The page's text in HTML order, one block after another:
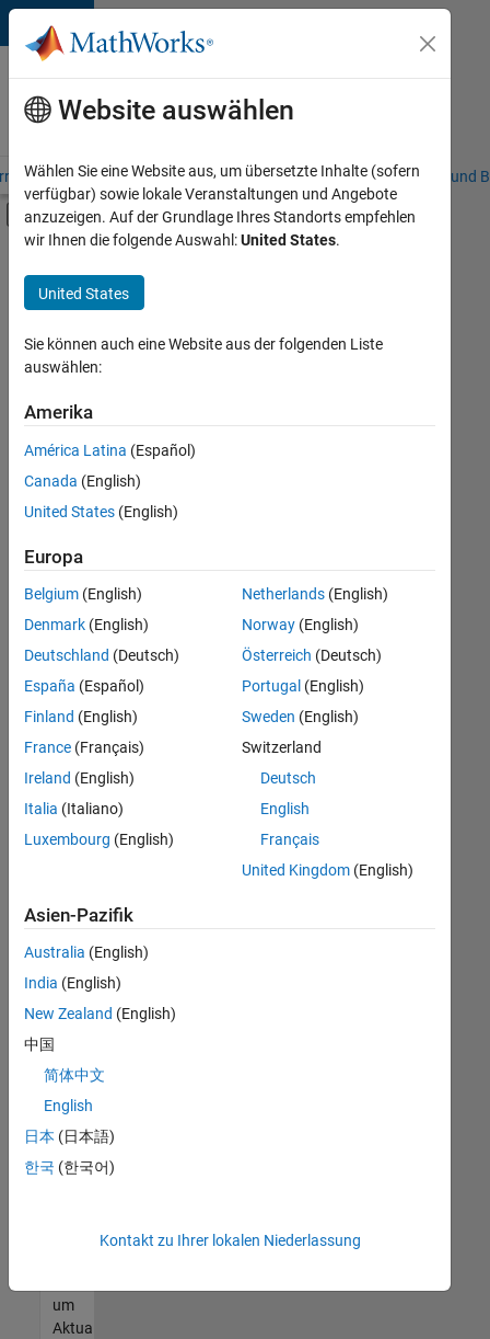
Weiter zum Inhalt
Karriere
bei
MathWorks
– Übersicht Stellensuche Niederlassungen Studierende und
Umschaltung für Off-Canvas-
Hauptinhalt
Commercial Sales
Customer Support
Marketing Communications
Marketing Services
Human Resources
+4
Derzeit
es
keine
offenen
Stellen,
Ihren
Suchkriterien
entsprechen.
können
die
Suchkriterien
weiter
fassen
oder
alle
Stellenangebote
anzeigen .
noch
keine
offenen
Stellen
können,
die
Ihren
entsprechen,
werden
unseres
um
Aktualisierungen
Website auswählen
Wählen Sie eine Website aus, um übersetzte Inhalte (sofern
verfügbar) sowie lokale Veranstaltungen und Angebote
anzuzeigen. Auf der Grundlage Ihres Standorts empfehlen
wir Ihnen die folgende Auswahl:United States.
United States
Sie können auch eine Website aus der folgenden Liste
auswählen:
Amerika
América Latina (Español)
Canada (English)
United States (English)
Europa
Belgium (English)
Denmark (English)
Deutschland (Deutsch)
España (Español)
Finland (English)
France (Français)
Ireland (English)
Italia (Italiano)
Luxembourg (English)
Netherlands(English)
Norway(English)
Österreich (Deutsch)
Portugal (English)
Sweden (English)
Switzerland
Deutsch
English
Français
United Kingdom(English)
Asien-Pazifik
Australia (English)
India (English)
New Zealand (English)
中国
简体中文
English
日本 (日本語)
한국 (한국어)
Kontakt zu Ihrer lokalen Niederlassung